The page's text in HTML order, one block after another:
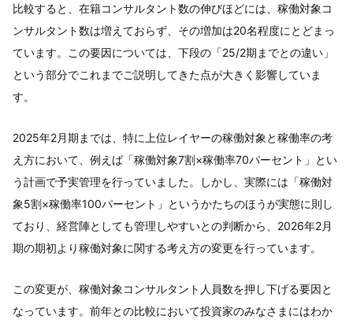
比較すると、在籍コンサルタント数の伸びほどには、稼働対象コ
ンサルタント数は増えておらず、その増加は20名程度にとどまっ
ています。この要因については、下段の「25/2期までとの違い」
という部分でこれまでご説明してきた点が大きく影響していま
す。
2025年2月期までは、特に上位レイヤーの稼働対象と稼働率の考
え方において、例えば「稼働対象7割×稼働率70パーセント」とい
う計画で予実管理を行っていました。しかし、実際には「稼働対
象5割×稼働率100パーセント」というかたちのほうが実態に則し
ており、経営陣としても管理しやすいとの判断から、2026年2月
期の期初より稼働対象に関する考え方の変更を行っています。
この変更が、稼働対象コンサルタント人員数を押し下げる要因と
なっています。前年との比較において投資家のみなさまにはわか